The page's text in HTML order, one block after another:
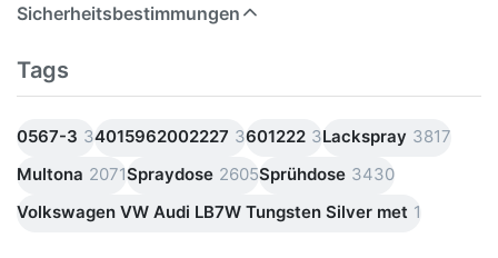
Sicherheitsbestimmungen
Tags
0567-3 34015962002227 3601222 3Lackspray 3817
Multona 2071Spraydose 2605Sprühdose 3430
Volkswagen VW Audi LB7W Tungsten Silver met 1